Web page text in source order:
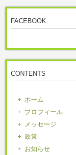
FACEBOOK
CONTENTS
ホーム
プロフィール
メッセージ
政策
お知らせ